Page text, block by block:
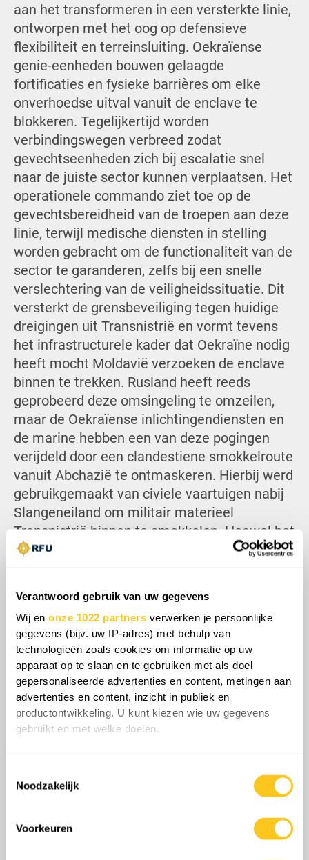
Verantwoord gebruik van uw gegevens
Wij enonze 1022 partners verwerken je persoonlijke
gegevens (bijv. uw IP-adres) met behulp van
technologieën zoals cookies om informatie op uw
apparaat op te slaan en te gebruiken met als doel
gepersonaliseerde advertenties en content, metingen aan
advertenties en content, inzicht in publiek en
productontwikkeling. U kunt kiezen wie uw gegevens
gebruikt en met welke doelen.
Informatie verzamelen over uw geografische
locatie, die tot een paar meter nauwkeurig kan zijn
scannen op specifieke eigenschappen (fingerprinting)
Noodzakelijk
Voorkeuren
aan het transformeren in een versterkte linie,
ontworpen met het oog op defensieve
flexibiliteit en terreinsluiting. Oekraïense
genie-eenheden bouwen gelaagde
fortificaties en fysieke barrières om elke
onverhoedse uitval vanuit de enclave te
blokkeren. Tegelijkertijd worden
verbindingswegen verbreed zodat
gevechtseenheden zich bij escalatie snel
naar de juiste sector kunnen verplaatsen. Het
operationele commando ziet toe op de
gevechtsbereidheid van de troepen aan deze
linie, terwijl medische diensten in stelling
worden gebracht om de functionaliteit van de
sector te garanderen, zelfs bij een snelle
verslechtering van de veiligheidssituatie. Dit
versterkt de grensbeveiliging tegen huidige
dreigingen uit Transnistrië en vormt tevens
het infrastructurele kader dat Oekraïne nodig
heeft mocht Moldavië verzoeken de enclave
binnen te trekken. Rusland heeft reeds
geprobeerd deze omsingeling te omzeilen,
maar de Oekraïense inlichtingendiensten en
de marine hebben een van deze pogingen
verijdeld door een clandestiene smokkelroute
vanuit Abchazië te ontmaskeren. Hierbij werd
gebruikgemaakt van civiele vaartuigen nabij
Slangeneiland om militair materieel
Transnistrië binnen te smokkelen. Hoewel het
politieke bevel vanuit Chisinau dus nog niet is
Moskou meer tijd om deze operationele
opening te dichten.
Kortom, de Russische Federatie bevindt zich